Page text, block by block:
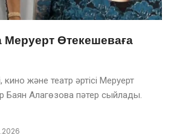
Меруерт Өтекешеваға
және театр әртісі Меруерт
Баян Алагөзова пәтер сыйлады.